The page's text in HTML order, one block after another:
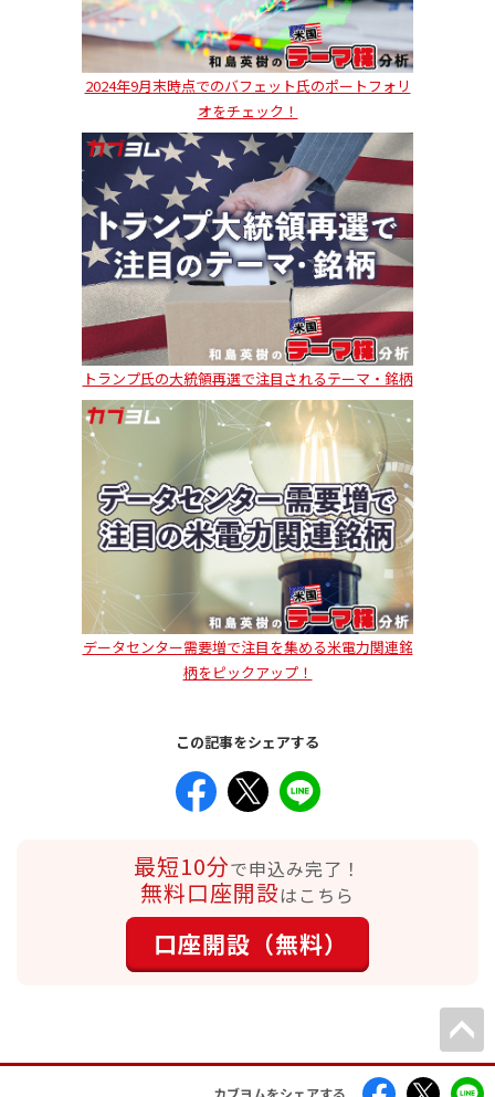
2024年9月末時点でのバフェット氏のポートフォリ
オをチェック！
トランプ氏の大統領再選で注目されるテーマ・銘柄
データセンター需要増で注目を集める米電力関連銘
柄をピックアップ！
この記事をシェアする
最短10分で申込み完了！
無料口座開設はこちら
口座開設（無料）
カブヨムをシェアする